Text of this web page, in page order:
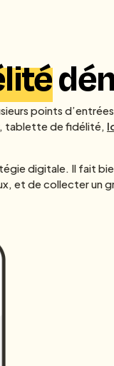
points
tablette de fidélité,
digitale. Il fait
et de collecter un